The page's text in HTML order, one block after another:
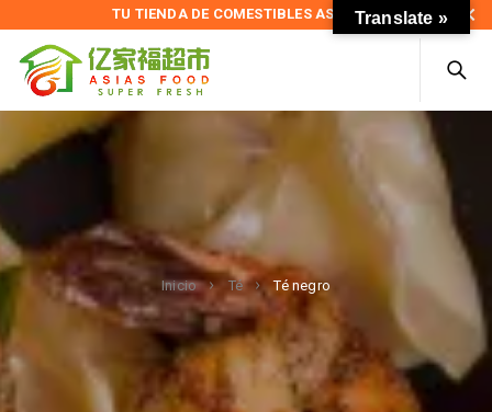
TU TIENDA DE COMESTIBLES ASIÁTICOS
Inicio Té Té negro
Translate »